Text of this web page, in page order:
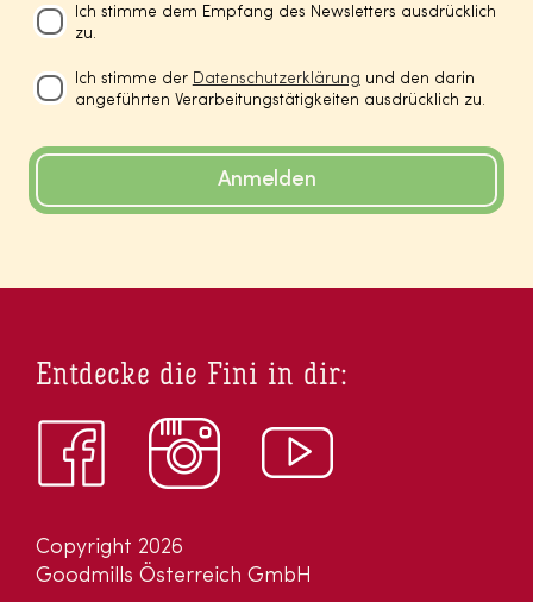
Ich stimme dem Empfang des Newsletters ausdrücklich
zu.
Ich stimme der Datenschutzerklärung und den darin
angeführten Verarbeitungstätigkeiten ausdrücklich zu.
Anmelden
Copyright 2026
Goodmills Österreich GmbH
Entdecke die Fini in dir: